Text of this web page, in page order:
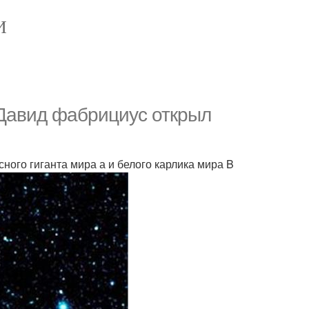
фабрициус открыл
гиганта мира а и белого карлика мира B